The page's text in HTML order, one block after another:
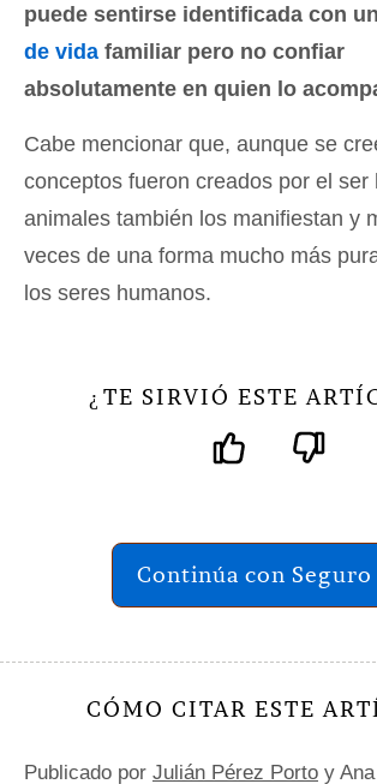
puede sentirse identificada con un
de vida familiar pero no confiar
absolutamente en quien lo
Cabe mencionar que, aunque se
conceptos fueron creados por el ser
animales también los manifiestan y
veces de una forma mucho más
los seres humanos.
¿ TE SIRVIÓ ESTE
Continúa con
CÓMO CITAR ESTE
Publicado por Julián Pérez Porto y